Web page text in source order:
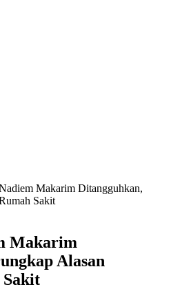
Makarim Ditangguhkan,
Sakit
Makarim
Alasan